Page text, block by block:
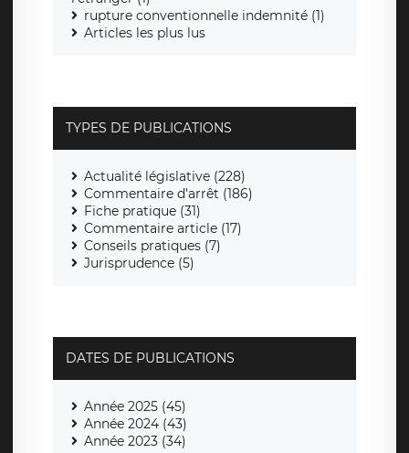
rupture conventionnelle indemnité (1)
Articles les plus lus
TYPES DE PUBLICATIONS
Actualité législative (228)
Commentaire d'arrêt (186)
Fiche pratique (31)
Commentaire article (17)
Conseils pratiques (7)
Jurisprudence (5)
DATES DE PUBLICATIONS
Année 2025 (45)
Année 2024 (43)
Année 2023 (34)